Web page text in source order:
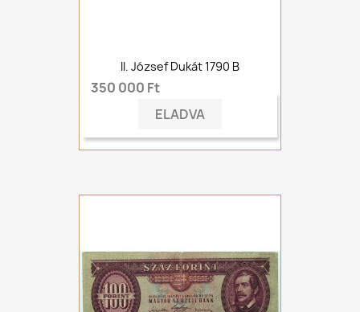
II. József Dukát 1790 B
350 000 Ft
ELADVA